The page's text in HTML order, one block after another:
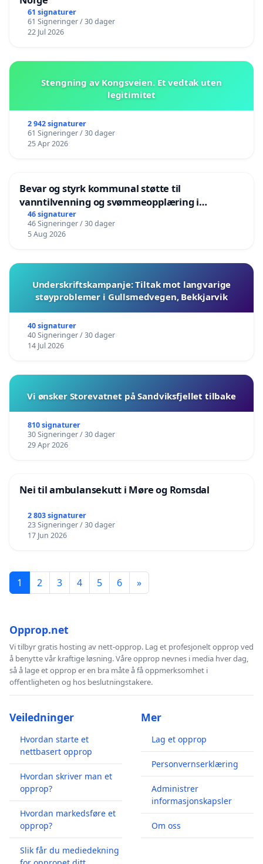
61 signaturer
61 Signeringer / 30 dager
22 Jul 2026
Stengning av Kongsveien. Et vedtak uten
legitimitet
2 942 signaturer
61 Signeringer / 30 dager
25 Apr 2026
Bevar og styrk kommunal støtte til
vanntilvenning og svømmeopplæring i
barnehagene i Haugesund
46 signaturer
46 Signeringer / 30 dager
5 Aug 2026
Underskriftskampanje: Tiltak mot langvarige
støyproblemer i Gullsmedvegen, Bekkjarvik
40 signaturer
40 Signeringer / 30 dager
14 Jul 2026
Vi ønsker Storevatnet på Sandviksfjellet tilbake
810 signaturer
30 Signeringer / 30 dager
29 Apr 2026
Nei til ambulansekutt i Møre og Romsdal
2 803 signaturer
23 Signeringer / 30 dager
17 Jun 2026
1 2 3 4 5 6 »
Opprop.net
Vi tilbyr gratis hosting av nett-opprop. Lag et profesjonelt opprop ved
å benytte vår kraftige løsning. Våre opprop nevnes i media hver dag,
så å lage et opprop er en bra måte å få oppmerksomhet i
offentligheten og hos beslutningstakere.
Veiledninger
Hvordan starte et
nettbasert opprop
Hvordan skriver man et
opprop?
Hvordan markedsføre et
opprop?
Slik får du mediedekning
Mer
Lag et opprop
Personvernserklæring
Administrer
informasjonskapsler
Om oss